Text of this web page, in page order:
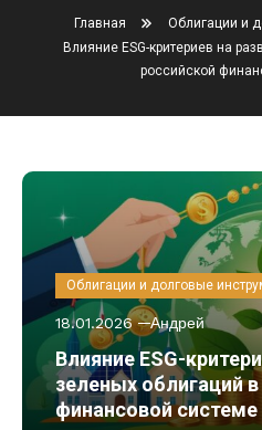
Главная
Облигации и
Влияние ESG-критериев на
российской
Облигации и долговые
18.01.2026 Андрей
Влияние ESG-
зеленых облигаций
финансовой системе